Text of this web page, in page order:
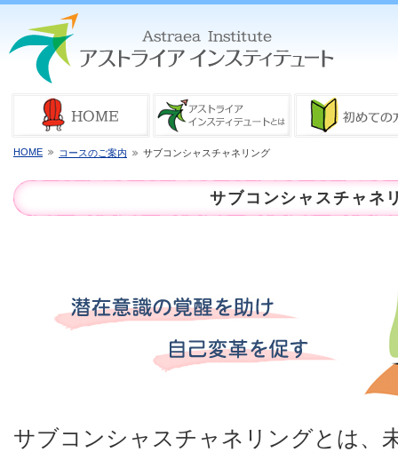
HOME コースのご案内 サブコンシャスチャネリング
サブコンシャスチャネ
サブコンシャスチャネリングとは、